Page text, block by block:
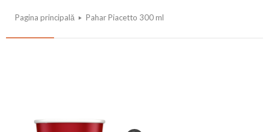
Pagina principală Pahar Piacetto 300 ml